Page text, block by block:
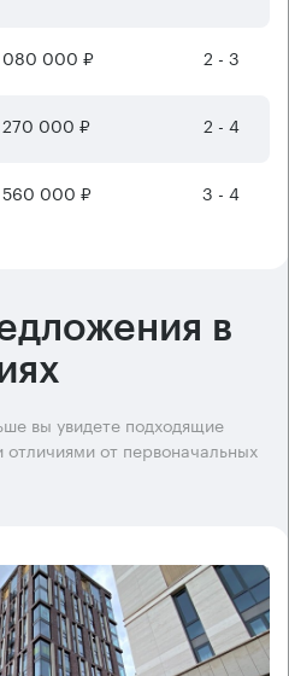
080 000 ₽ 2 - 3
270 000 ₽ 2 - 4
560 000 ₽ 3 - 4
в
вы увидете подходящие
от первоначальных